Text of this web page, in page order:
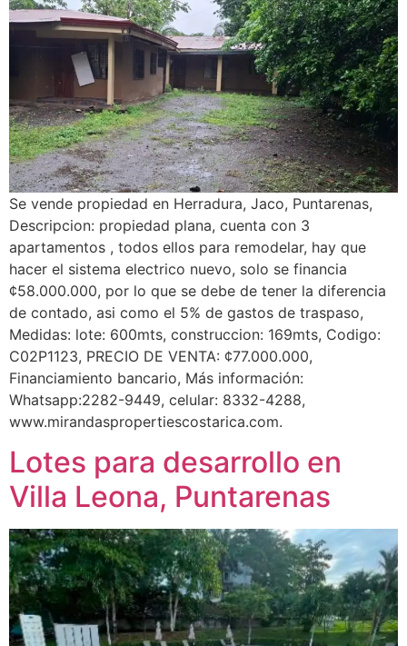
Se vende propiedad en Herradura, Jaco, Puntarenas,
Descripcion: propiedad plana, cuenta con 3
apartamentos , todos ellos para remodelar, hay que
hacer el sistema electrico nuevo, solo se financia
¢58.000.000, por lo que se debe de tener la diferencia
de contado, asi como el 5% de gastos de traspaso,
Medidas: lote: 600mts, construccion: 169mts, Codigo:
C02P1123, PRECIO DE VENTA: ¢77.000.000,
Financiamiento bancario, Más información:
Whatsapp:2282-9449, celular: 8332-4288,
www.mirandaspropertiescostarica.com.
Lotes para desarrollo en
Villa Leona, Puntarenas